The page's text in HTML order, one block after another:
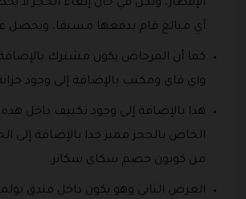
الإفطار، ولكن في حال إلغاء الحجز لا
أي مبالغ قام بدفعها مسبقا، ويحصل
كما أن المرحاض يكون مشترك
واي فاي ومكتب بالإضافة إلى وجود
هذا بالإضافة إلى وجود تكييف داخل
الخاص بالحجز مميز جدا بالإضافة إلى
من كوبون خصم سكاي سكانر.
العرض الثاني وهو يكون داخل فندق